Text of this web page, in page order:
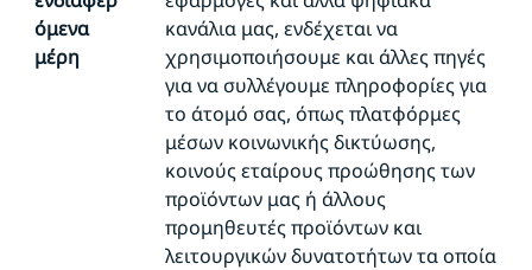
όμενα
μέρη
κανάλια μας, ενδέχεται να
χρησιμοποιήσουμε και άλλες πηγές
για να συλλέγουμε πληροφορίες για
το άτομό σας, όπως πλατφόρμες
μέσων κοινωνικής δικτύωσης,
κοινούς εταίρους προώθησης των
προϊόντων μας ή άλλους
προμηθευτές προϊόντων και
λειτουργικών δυνατοτήτων τα οποία